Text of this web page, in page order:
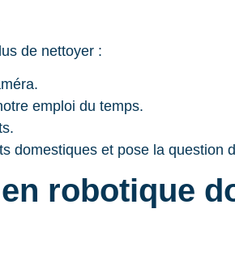
de nettoyer :
emploi du temps.
et pose la question
robotique